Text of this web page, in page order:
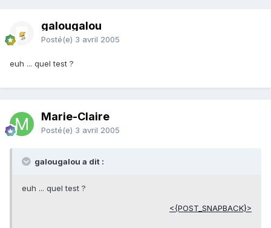
galougalou
Posté(e) 3 avril 2005
euh ... quel test ?
Marie-Claire
Posté(e) 3 avril 2005
galougalou a dit :
euh ... quel test ?
<{POST_SNAPBACK}>